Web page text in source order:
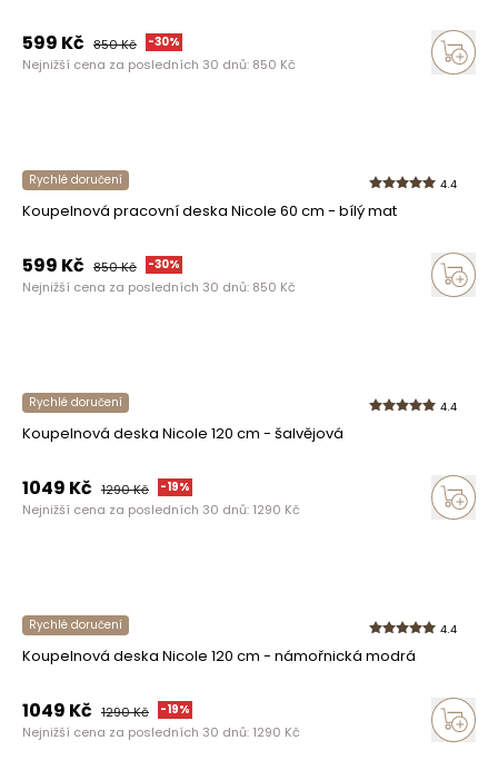
599 Kč 850Kč -30%
Nejnižší cena za posledních 30 dnů: 850 Kč
Rychlé doručení 4.4
Koupelnová pracovní deska Nicole 60 cm - bílý mat
599 Kč 850Kč -30%
Nejnižší cena za posledních 30 dnů: 850 Kč
Rychlé doručení 4.4
Koupelnová deska Nicole 120 cm - šalvějová
1049 Kč 1290Kč -19%
Nejnižší cena za posledních 30 dnů: 1290 Kč
Rychlé doručení 4.4
Koupelnová deska Nicole 120 cm - námořnická modrá
1049 Kč 1290Kč -19%
Nejnižší cena za posledních 30 dnů: 1290 Kč